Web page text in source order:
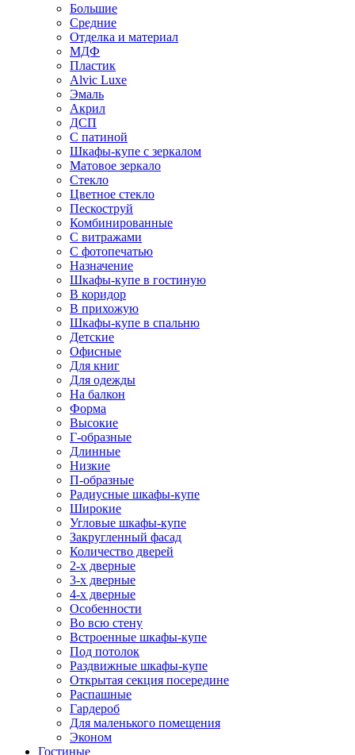
Большие
Средние
Отделка и материал
МДФ
Пластик
Alvic Luxe
Эмаль
Акрил
ДСП
С патиной
Шкафы-купе с зеркалом
Матовое зеркало
Стекло
Цветное стекло
Пескоструй
Комбинированные
С витражами
С фотопечатью
Назначение
Шкафы-купе в гостиную
В коридор
В прихожую
Шкафы-купе в спальню
Детские
Офисные
Для книг
Для одежды
На балкон
Форма
Высокие
Г-образные
Длинные
Низкие
П-образные
Радиусные шкафы-купе
Широкие
Угловые шкафы-купе
Закругленный фасад
Количество дверей
2-х дверные
3-х дверные
4-х дверные
Особенности
Во всю стену
Встроенные шкафы-купе
Под потолок
Раздвижные шкафы-купе
Открытая секция посередине
Распашные
Гардероб
Для маленького помещения
Эконом
Гостиные